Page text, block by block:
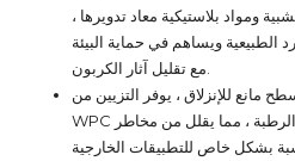
ومواد بلاستيكية معاد تدويرها ،
الطبيعية ويساهم في حماية البيئة
مانع للإنزلاق ، يوفر التزيين من
WPC جرًا ممتازًا حتى في الظروف الرطبة ، مما يقلل من مخاطر